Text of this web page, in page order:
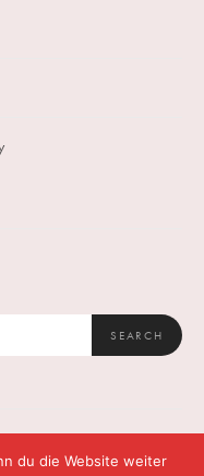
SEARCH
du die Website weiter